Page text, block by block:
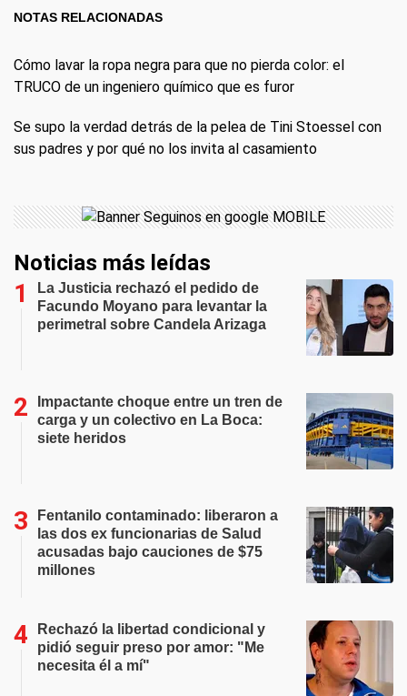
NOTAS RELACIONADAS
Cómo lavar la ropa negra para que no pierda color: el
TRUCO de un ingeniero químico que es furor
Se supo la verdad detrás de la pelea de Tini Stoessel con
sus padres y por qué no los invita al casamiento
Noticias más leídas
La Justicia rechazó el pedido de
Facundo Moyano para levantar la
perimetral sobre Candela Arizaga
Impactante choque entre un tren de
carga y un colectivo en La Boca:
siete heridos
Fentanilo contaminado: liberaron a
las dos ex funcionarias de Salud
acusadas bajo cauciones de $75
millones
Rechazó la libertad condicional y
pidió seguir preso por amor: "Me
necesita él a mí"